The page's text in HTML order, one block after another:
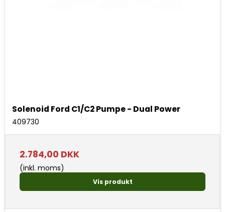
Solenoid Ford C1/C2 Pumpe - Dual Power
409730
2.784,00 DKK
(inkl. moms)
Vis produkt